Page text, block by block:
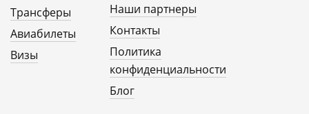
Трансферы
Авиабилеты
Визы
Наши партнеры
Контакты
Политика
конфиденциальности
Блог